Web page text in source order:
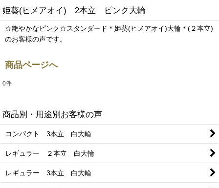
姫葵(ヒメアオイ) 2本立 ピンク大輪
☆艶やかなピンク☆スタンダード＊姫葵(ヒメアオイ)大輪＊(２本立)
のお客様の声です。
商品ページへ
0件
商品別・用途別お客様の声
コンパクト 3本立 白大輪
レギュラー ２本立 白大輪
レギュラー 3本立 白大輪